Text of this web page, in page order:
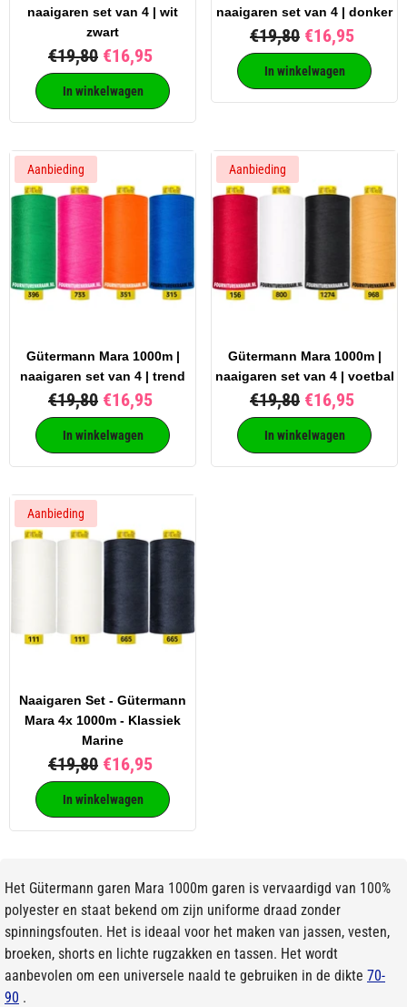
naaigaren set van 4 | wit
zwart
€19,80 €16,95
In winkelwagen
naaigaren set van 4 | donker
€19,80 €16,95
In winkelwagen
Aanbieding
Gütermann Mara 1000m |
naaigaren set van 4 | trend
€19,80 €16,95
In winkelwagen
Aanbieding
Gütermann Mara 1000m |
naaigaren set van 4 | voetbal
€19,80 €16,95
In winkelwagen
Aanbieding
Naaigaren Set - Gütermann
Mara 4x 1000m - Klassiek
Marine
€19,80 €16,95
In winkelwagen
Het Gütermann garen Mara 1000m garen is vervaardigd van 100%
polyester en staat bekend om zijn uniforme draad zonder
spinningsfouten. Het is ideaal voor het maken van jassen, vesten,
broeken, shorts en lichte rugzakken en tassen. Het wordt
aanbevolen om een universele naald te gebruiken in de dikte 70-
90 .